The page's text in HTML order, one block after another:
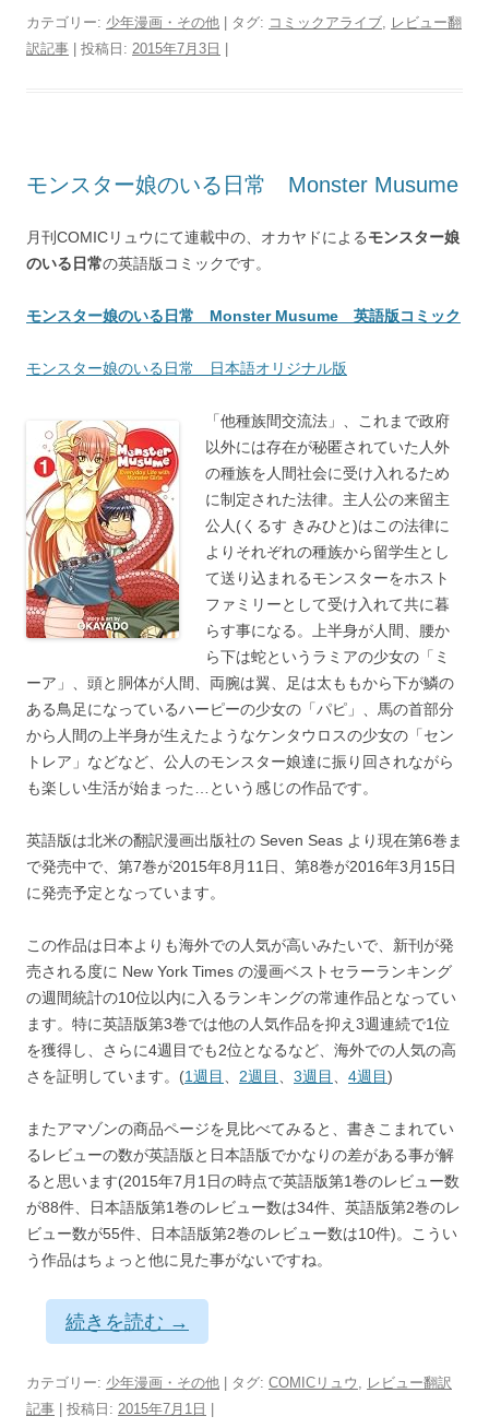
カテゴリー: 少年漫画・その他 | タグ: コミックアライブ, レビュー翻
訳記事 | 投稿日: 2015年7月3日
モンスター娘のいる日常 Monster Musume
月刊COMICリュウにて連載中の、オカヤドによるモンスター娘
のいる日常の英語版コミックです。
モンスター娘のいる日常 Monster Musume 英語版コミック
モンスター娘のいる日常 日本語オリジナル版
「他種族間交流法」、これまで政府
以外には存在が秘匿されていた人外
の種族を人間社会に受け入れるため
に制定された法律。主人公の来留主
公人(くるす きみひと)はこの法律に
よりそれぞれの種族から留学生とし
て送り込まれるモンスターをホスト
ファミリーとして受け入れて共に暮
らす事になる。上半身が人間、腰か
ら下は蛇というラミアの少女の「ミ
ーア」、頭と胴体が人間、両腕は翼、足は太ももから下が鱗の
ある鳥足になっているハーピーの少女の「パピ」、馬の首部分
から人間の上半身が生えたようなケンタウロスの少女の「セン
トレア」などなど、公人のモンスター娘達に振り回されながら
も楽しい生活が始まった…という感じの作品です。
英語版は北米の翻訳漫画出版社の Seven Seas より現在第6巻ま
で発売中で、第7巻が2015年8月11日、第8巻が2016年3月15日
に発売予定となっています。
この作品は日本よりも海外での人気が高いみたいで、新刊が発
売される度に New York Times の漫画ベストセラーランキング
の週間統計の10位以内に入るランキングの常連作品となってい
ます。特に英語版第3巻では他の人気作品を抑え3週連続で1位
を獲得し、さらに4週目でも2位となるなど、海外での人気の高
さを証明しています。(1週目 2週目 3週目 4週目)
またアマゾンの商品ページを見比べてみると、書きこまれてい
るレビューの数が英語版と日本語版でかなりの差がある事が解
ると思います(2015年7月1日の時点で英語版第1巻のレビュー数
が88件、日本語版第1巻のレビュー数は34件、英語版第2巻のレ
ビュー数が55件、日本語版第2巻のレビュー数は10件)。こうい
う作品はちょっと他に見た事がないですね。
続きを読む →
カテゴリー: 少年漫画・その他 | タグ: COMICリュウ
レビュー翻訳
記事 | 投稿日: 2015年7月1日